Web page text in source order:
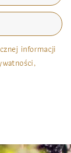
informacji